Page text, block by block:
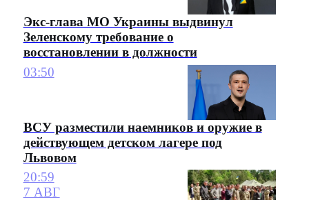
Экс-глава МО Украины выдвинул
Зеленскому требование о
восстановлении в должности
03:50
ВСУ разместили наемников и оружие в
действующем детском лагере под
Львовом
20:59
7 АВГ